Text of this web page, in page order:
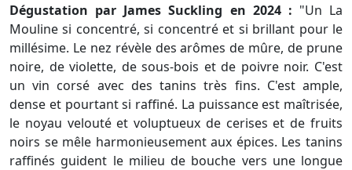
Dégustation par James Suckling en 2024 : "Un La
Mouline si concentré, si concentré et si brillant pour le
millésime. Le nez révèle des arômes de mûre, de prune
noire, de violette, de sous-bois et de poivre noir. C'est
un vin corsé avec des tanins très fins. C'est ample,
dense et pourtant si raffiné. La puissance est maîtrisée,
le noyau velouté et voluptueux de cerises et de fruits
noirs se mêle harmonieusement aux épices. Les tanins
raffinés guident le milieu de bouche vers une longue